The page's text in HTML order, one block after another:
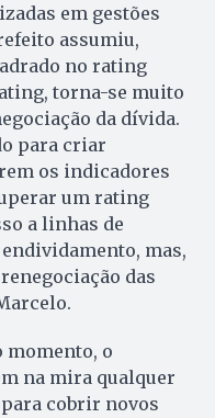
em gestões
assumiu,
no rating
torna-se muito
da dívida.
para criar
os indicadores
um rating
a linhas de
mas,
das
momento, o
na mira qualquer
cobrir novos